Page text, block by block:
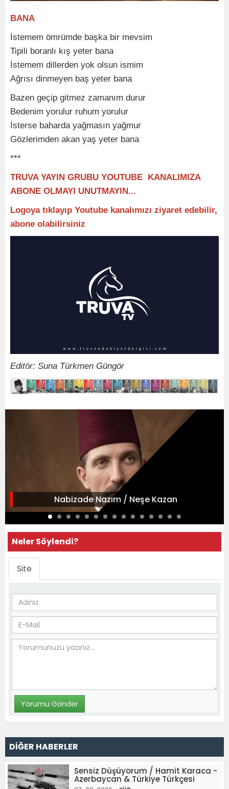
BANA
İstemem ömrümde başka bir mevsim
Tipili boranlı kış yeter bana
İstemem dillerden yok olsun ismim
Ağrısı dinmeyen baş yeter bana
Bazen geçip gitmez zamanım durur
Bedenim yorulur ruhum yorulur
İsterse baharda yağmasın yağmur
Gözlerimden akan yaş yeter bana
***
TRUVA YAYIN GRUBU YOUTUBE KANALIMIZA
ABONE OLMAYI UNUTMAYIN...
Logoya tıklayıp Youtube kanalımızı ziyaret edebilir,
abone olabilirsiniz
Editör: Suna Türkmen Güngör
Nabizade Nazım / Neşe Kazan
Neler Söylendi?
Site
DİĞER HABERLER
Sensiz Düşüyorum / Hamit Karaca -
Azerbaycan & Türkiye Türkçesi